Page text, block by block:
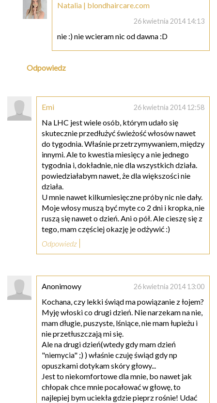
Natalia | blondhaircare.com
26 kwietnia 2014 14:13
nie :) nie wcieram nic od dawna :D
Odpowiedz
Emi 26 kwietnia 2014 12:58
Na LHC jest wiele osób, którym udało się
skutecznie przedłużyć świeżość włosów nawet
do tygodnia. Właśnie przetrzymywaniem, między
innymi. Ale to kwestia miesięcy a nie jednego
tygodnia i, dokładnie, nie dla wszystkich działa.
powiedziałabym nawet, że dla większości nie
działa.
U mnie nawet kilkumiesięczne próby nic nie dały.
Moje włosy muszą być myte co 2 dni i kropka, nie
ruszą się nawet o dzień. Ani o pół. Ale cieszę się z
tego, mam częściej okazję je odżywić :)
Odpowiedz
Anonimowy 26 kwietnia 2014 13:00
Kochana, czy lekki świąd ma powiązanie z łojem?
Myję włoski co drugi dzień. Nie narzekam na nie,
mam długie, puszyste, lśniące, nie mam łupieżu i
nie przetłuszczają mi się.
Ale na drugi dzień(wtedy gdy mam dzień
"niemycia" ;) ) właśnie czuję świąd gdy np
opuszkami dotykam skóry głowy...
Jest to niekomfortowe dla mnie, bo nawet jak
chłopak chce mnie pocałować w głowę, to
najlepiej bym uciekła gdzie pieprz rośnie! Udać